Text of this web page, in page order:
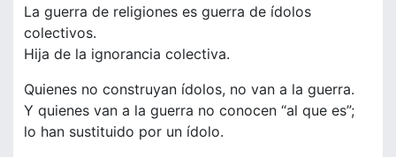
La guerra de religiones es guerra de ídolos
colectivos.
Hija de la ignorancia colectiva.
Quienes no construyan ídolos, no van a la guerra.
Y quienes van a la guerra no conocen “al que es”;
lo han sustituido por un ídolo.